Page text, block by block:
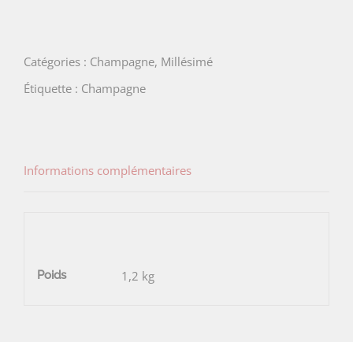
collection
Catégories : Champagne, Millésimé
Étiquette : Champagne
Informations complémentaires
Poids 1,2 kg